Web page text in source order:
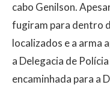
cabo Genilson.
fugiram para dentro
localizados e a arma
a Delegacia de
encaminhada para a